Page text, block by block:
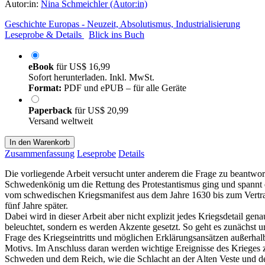
Autor:in: Nina Schmeichler (Autor:in)
Geschichte Europas - Neuzeit, Absolutismus, Industrialisierung
Leseprobe & Details
Blick ins Buch
eBook fürUS$ 16,99
Sofort herunterladen. Inkl. MwSt.
Format: PDF und ePUB – für alle Geräte
Paperback fürUS$ 20,99
Versand weltweit
In den Warenkorb
Zusammenfassung Leseprobe Details
Die vorliegende Arbeit versucht unter anderem die Frage zu
Schwedenkönig um die Rettung des Protestantismus ging und
vom schwedischen Kriegsmanifest aus dem Jahre 1630 bis zum
fünf Jahre später.
Dabei wird in dieser Arbeit aber nicht explizit jedes Kriegsdetail
beleuchtet, sondern es werden Akzente gesetzt. So geht es zunächst
Frage des Kriegseintritts und möglichen Erklärungsansätzen
Motivs. Im Anschluss daran werden wichtige Ereignisse des Krieges
Schweden und dem Reich, wie die Schlacht an der Alten Veste und